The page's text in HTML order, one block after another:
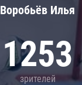
Воробьёв Илья
1253
зрителей